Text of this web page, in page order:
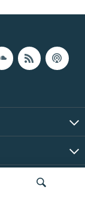
права защищены.